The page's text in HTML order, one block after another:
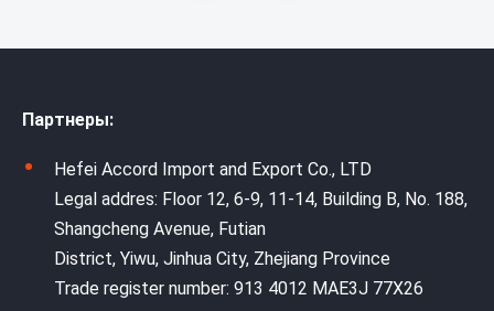
Партнеры:
Hefei Accord Import and Export Co., LTD
Legal addres: Floor 12, 6-9, 11-14, Building B, No. 188,
Shangcheng Avenue, Futian
District, Yiwu, Jinhua City, Zhejiang Province
Trade register number: 913 4012 MAE3J 77X26